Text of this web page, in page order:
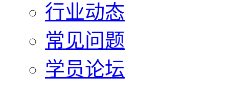
行业动态
常见问题
学员论坛